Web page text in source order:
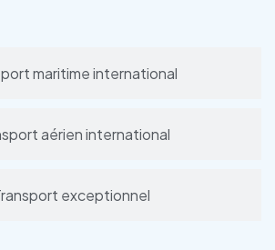
maritime international
aérien international
exceptionnel